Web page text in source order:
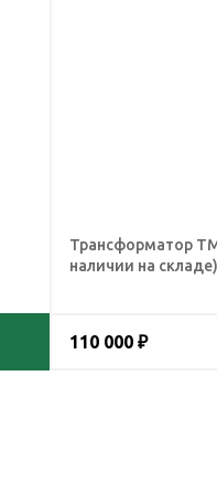
Трансформатор
наличии на складе)
110 000 ₽